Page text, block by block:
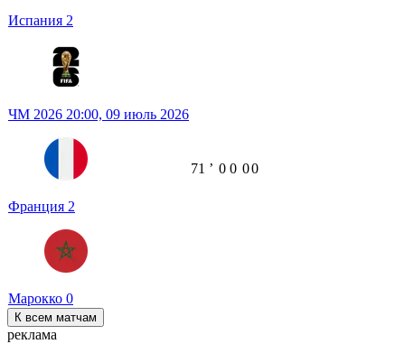
Испания 2
ЧМ 2026 20:00, 09 июль 2026
Франция 2
Марокко 0
71 ʼ 0 0 00
К всем матчам
реклама